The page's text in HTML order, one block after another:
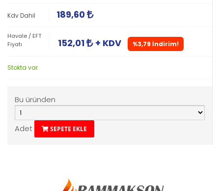
Kdv Dahil 189,60
Havale / EFT
Fiyatı
152,01 + KDV %3,79 İndirim!
Stokta var
Bu üründen
Adet SEPETE EKLE